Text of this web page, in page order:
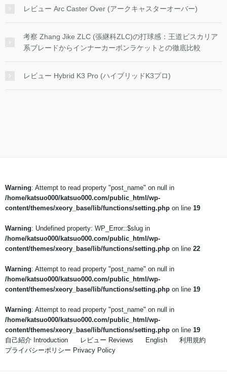
レビュー Arc Caster Over (アークキャスターオーバー)
考察 Zhang Jike ZLC (張継科ZLC)の打球感：王道ビスカリア
系ブレードからインナーカーボンラケットとの徹底比較
レビュー Hybrid K3 Pro (ハイブリッドK3プロ)
Warning: Attempt to read property "post_name" on null in
/home/katsuo000/katsuo000.com/public_html/wp-
content/themes/xeory_base/lib/functions/setting.php on line 19
Warning: Undefined property: WP_Error::$slug in
/home/katsuo000/katsuo000.com/public_html/wp-
content/themes/xeory_base/lib/functions/setting.php on line 22
Warning: Attempt to read property "post_name" on null in
/home/katsuo000/katsuo000.com/public_html/wp-
content/themes/xeory_base/lib/functions/setting.php on line 19
Warning: Attempt to read property "post_name" on null in
/home/katsuo000/katsuo000.com/public_html/wp-
content/themes/xeory_base/lib/functions/setting.php on line 19
自己紹介 Introduction
レビュー Reviews English
利用規約
プライバシーポリシー Privacy Policy